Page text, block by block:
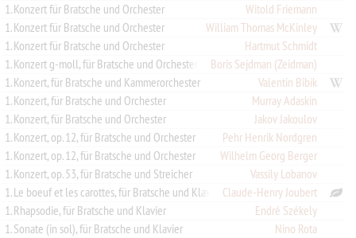
1. Konzert für Bratsche und Orchester
Witold Friemann
1. Konzert für Bratsche und Orchester
William Thomas McKinley
1. Konzert für Bratsche und Orchester
Hartmut Schmidt
1. Konzert g-moll, für Bratsche und Orchester
Boris Sejdman (Zeidman)
1. Konzert, für Bratsche und Kammerorchester
Valentin Bibik
1. Konzert, für Bratsche und Orchester
Murray Adaskin
1. Konzert, für Bratsche und Orchester
Jakov Jakoulov
1. Konzert, op. 12, für Bratsche und Orchester
Pehr Henrik Nordgren
1. Konzert, op. 12, für Bratsche und Orchester
Wilhelm Georg Berger
1. Konzert, op. 53, für Bratsche und Streicher
Vassily Lobanov
1. Le boeuf et les carottes, für Bratsche und Klavier Claude-Henry Joubert
1. Rhapsodie, für Bratsche und Klavier
Endré Székely
1. Sonate (in sol), für Bratsche und Klavier
Nino Rota